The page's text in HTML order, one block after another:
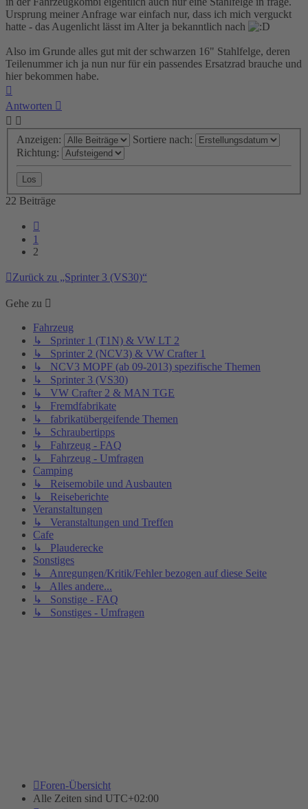
Ursprung meiner Anfrage war einfach nur, dass ich mich verguckt
hatte - das Augenlicht lässt im Alter ja bekanntlich nach
Also im Grunde alles gut mit der schwarzen 16" Stahlfelge, deren
Teilenummer ich ja nun nur für ein passendes Ersatzrad brauche und
hier bekommen habe.
Antworten
Anzeigen:
Sortiere nach:
Richtung:
22 Beiträge
1
2
Zurück zu „Sprinter 3 (VS30)“
Gehe zu
Fahrzeug
↳ Sprinter 1 (T1N) & VW LT 2
↳ Sprinter 2 (NCV3) & VW Crafter 1
↳ NCV3 MOPF (ab 09-2013) spezifische Themen
↳ Sprinter 3 (VS30)
↳ VW Crafter 2 & MAN TGE
↳ Fremdfabrikate
↳ fabrikatübergeifende Themen
↳ Schraubertipps
↳ Fahrzeug - FAQ
↳ Fahrzeug - Umfragen
Camping
↳ Reisemobile und Ausbauten
↳ Reiseberichte
Veranstaltungen
↳ Veranstaltungen und Treffen
Cafe
↳ Plauderecke
Sonstiges
↳ Anregungen/Kritik/Fehler bezogen auf diese Seite
↳ Alles andere...
↳ Sonstige - FAQ
↳ Sonstiges - Umfragen
Foren-Übersicht
Alle Zeiten sind UTC+02:00